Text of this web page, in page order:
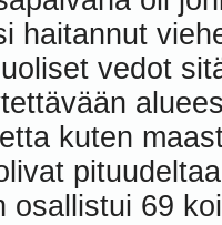
haitannut
vedot
kuten
osallistui 69